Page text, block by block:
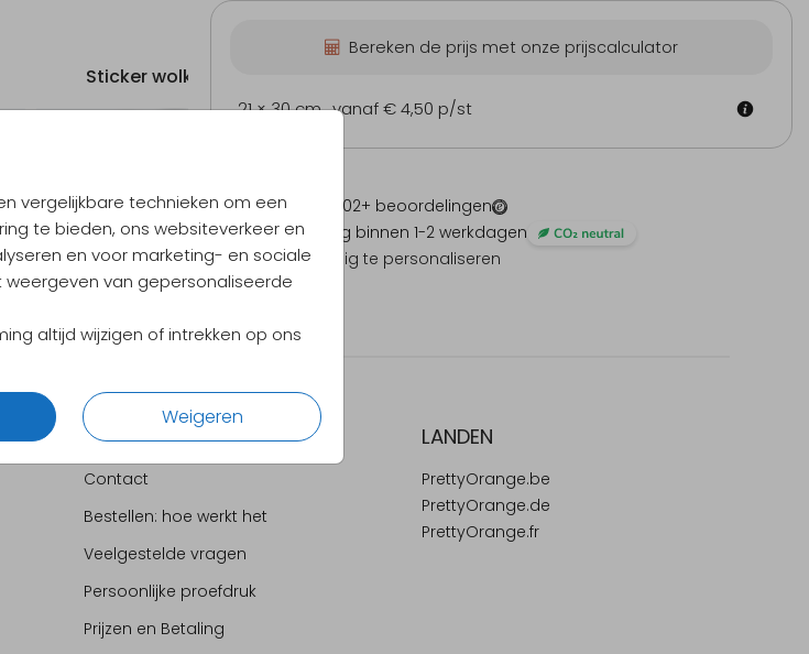
vergelijkbare technieken om een
te bieden, ons websiteverkeer en
en voor marketing- en sociale
van gepersonaliseerde
altijd wijzigen of intrekken op ons
Weigeren
Sticker wolkje
9,4/ 10 - 1202+ beoordelingen
Verzending binnen 1-2 werkdagen
Alles volledig te personaliseren
Bereken de prijs met onze prijscalculator
21 × 30 cm vanaf € 4,50 p/st
INFORMATIE
Contact
Bestellen: hoe werkt het
Veelgestelde vragen
Persoonlijke proefdruk
Prijzen en Betaling
LANDEN
PrettyOrange.be
PrettyOrange.de
PrettyOrange.fr